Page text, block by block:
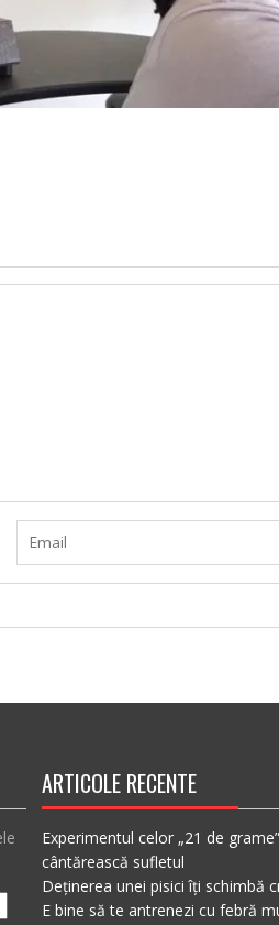
ARTICOLE RECENTE
Experimentul celor „21 de
cântărească sufletul
Deținerea unei pisici îți schimbă
E bine să te antrenezi cu febră